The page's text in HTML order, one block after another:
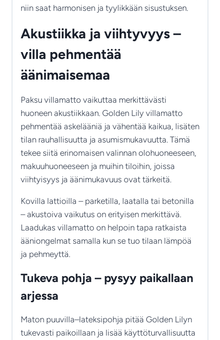
niin saat harmonisen ja tyylikkään sisustuksen.
Akustiikka ja viihtyvyys –
villa pehmentää
äänimaisemaa
Paksu villamatto vaikuttaa merkittävästi
huoneen akustiikkaan. Golden Lily villamatto
pehmentää askelääniä ja vähentää kaikua, lisäten
tilan rauhallisuutta ja asumismukavuutta. Tämä
tekee siitä erinomaisen valinnan olohuoneeseen,
makuuhuoneeseen ja muihin tiloihin, joissa
viihtyisyys ja äänimukavuus ovat tärkeitä.
Kovilla lattioilla – parketilla, laatalla tai betonilla
– akustoiva vaikutus on erityisen merkittävä.
Laadukas villamatto on helpoin tapa ratkaista
ääniongelmat samalla kun se tuo tilaan lämpöä
ja pehmeyttä.
Tukeva pohja – pysyy paikallaan
arjessa
Maton puuvilla–lateksipohja pitää Golden Lilyn
tukevasti paikoillaan ja lisää käyttöturvallisuutta